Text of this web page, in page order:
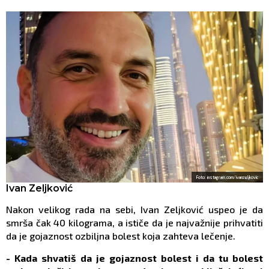
Foto: instagram.com/ivanzeljkovic
Ivan Zeljković
Nakon velikog rada na sebi, Ivan Zeljković uspeo je da
smrša čak 40 kilograma, a ističe da je najvažnije prihvatiti
da je gojaznost ozbiljna bolest koja zahteva lečenje.
- Kada shvatiš da je gojaznost bolest i da tu bolest